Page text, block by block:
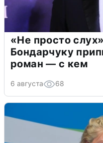
«Не просто
Бондарчуку
роман — с кем
6 августа 68